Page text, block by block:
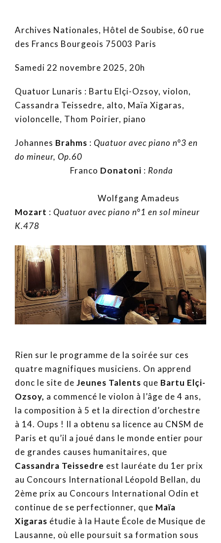
Archives Nationales, Hôtel de Soubise, 60 rue
des Francs Bourgeois 75003 Paris
Samedi 22 novembre 2025, 20h
Quatuor Lunaris : Bartu Elçi-Ozsoy, violon,
Cassandra Teissedre, alto, Maïa Xigaras,
violoncelle, Thom Poirier, piano
Johannes Brahms : Quatuor avec piano n°3 en
do mineur, Op.60
Franco Donatoni : Ronda
Wolfgang Amadeus
Mozart : Quatuor avec piano n°1 en sol mineur
K.478
Rien sur le programme de la soirée sur ces
quatre magnifiques musiciens. On apprend
donc le site de Jeunes Talents que Bartu Elçi-
Ozsoy, a commencé le violon à l’âge de 4 ans,
la composition à 5 et la direction d’orchestre
à 14. Oups ! Il a obtenu sa licence au CNSM de
Paris et qu’il a joué dans le monde entier pour
de grandes causes humanitaires, que
Cassandra Teissedre est lauréate du 1er prix
au Concours International Léopold Bellan, du
2ème prix au Concours International Odin et
continue de se perfectionner, que Maïa
Xigaras étudie à la Haute École de Musique de
Lausanne, où elle poursuit sa formation sous